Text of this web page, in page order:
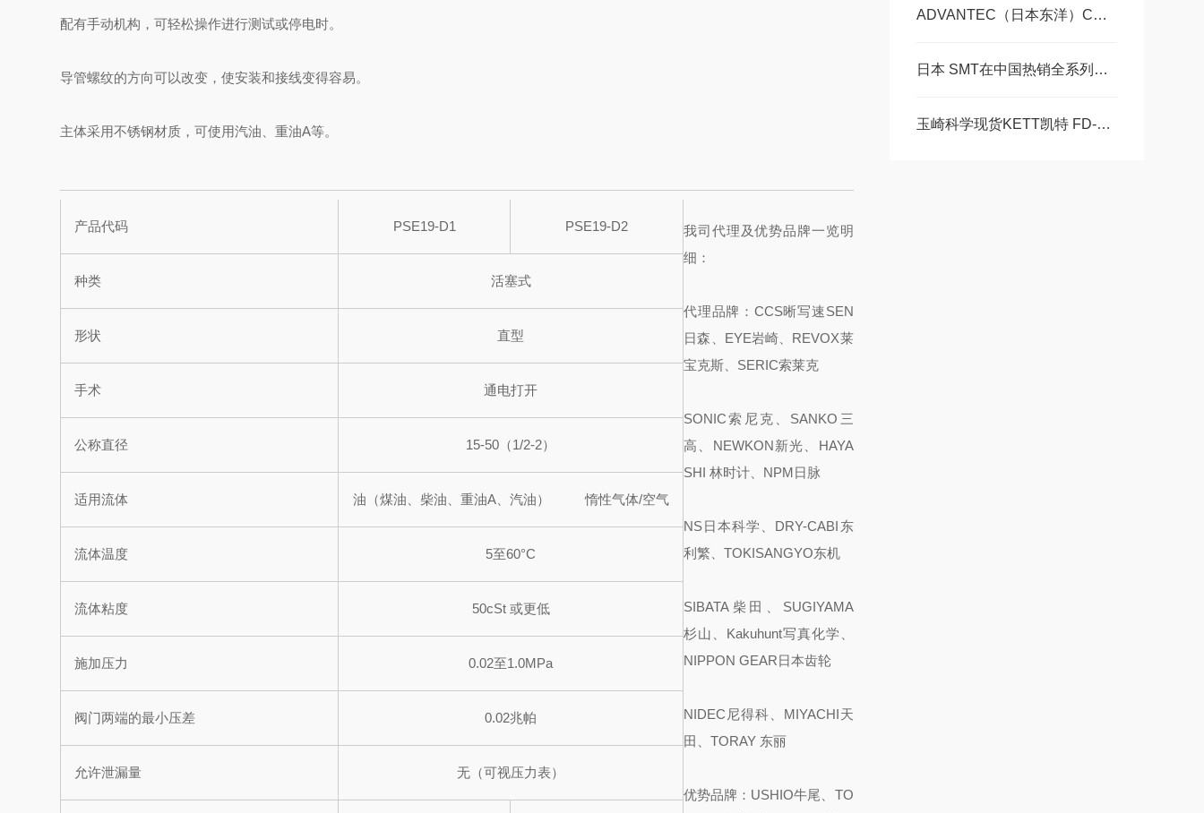
ADVANTEC（日本东洋）CCP-3-C1B/C1D/C1H/C1N 产品详情玉科现货
日本 SMT在中国热销全系列型号玉崎科学原装供应
玉崎科学现货KETT凯特 FD-660 红外水分仪：技术文献与综合应用指南
配有手动机构，可轻松操作进行测试或停电时。
导管螺纹的方向可以改变，使安装和接线变得容易。
主体采用不锈钢材质，可使用汽油、重油A等。
产品代码 PSE19-D1 PSE19-D2
种类 活塞式
形状 直型
手术 通电打开
公称直径 15-50（1/2-2）
适用流体 油（煤油、柴油、重油A、汽油） 惰性气体/空气
流体温度 5至60°C
流体粘度 50cSt 或更低
施加压力 0.02至1.0MPa
阀门两端的最小压差 0.02兆帕
允许泄漏量 无（可视压力表）
我司代理及优势品牌一览明
细：
代理品牌：CCS晰写速SEN
日森、EYE岩崎、REVOX莱
宝克斯、SERIC索莱克
SONIC索尼克、SANKO三
高、NEWKON新光、HAYA
SHI 林时计、NPM日脉
NS日本科学、DRY-CABI东
利繁、TOKISANGYO东机
SIBATA柴田、SUGIYAMA
杉山、Kakuhunt写真化学、
NIPPON GEAR日本齿轮
NIDEC尼得科、MIYACHI天
田、TORAY 东丽
优势品牌：USHIO牛尾、TO